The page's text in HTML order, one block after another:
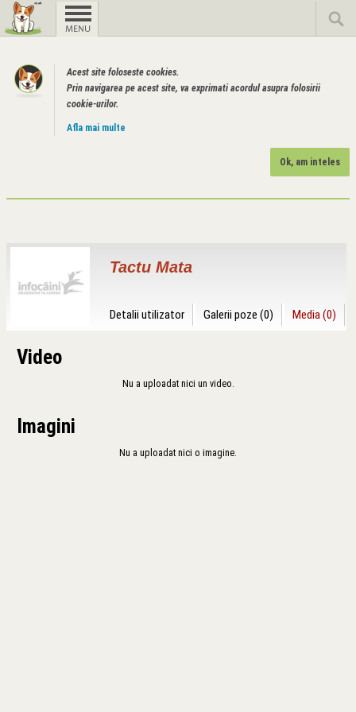
Acest site foloseste cookies.
Prin navigarea pe acest site, va exprimati acordul asupra folosirii
cookie-urilor.
Afla mai multe
Ok, am inteles
Tactu Mata
Detalii utilizator Galerii poze (0) Media (0)
Video
Nu a uploadat nici un video.
Imagini
Nu a uploadat nici o imagine.